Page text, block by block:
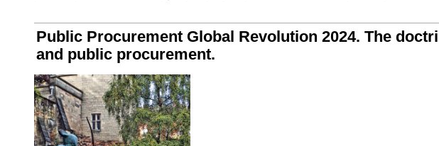
Public Procurement Global Revolution 2024. The
and public procurement.